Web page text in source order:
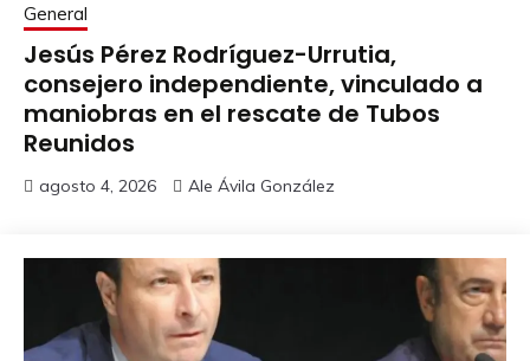
General
Jesús Pérez Rodríguez-Urrutia,
consejero independiente, vinculado a
maniobras en el rescate de Tubos
Reunidos
agosto 4, 2026 Ale Ávila González